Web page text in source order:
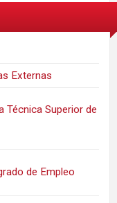
Externas
Técnica Superior de
de Empleo